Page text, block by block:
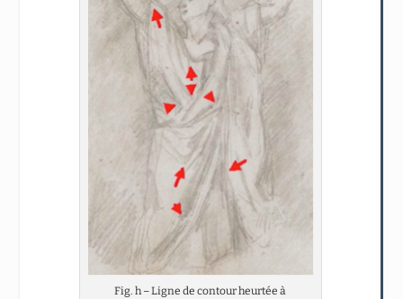
Fig. h – Ligne de contour heurtée à